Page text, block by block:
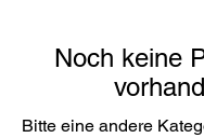
Noch keine
Bitte eine andere